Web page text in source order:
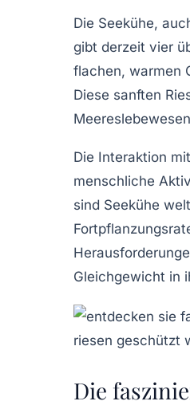
Die Seekühe,
gibt derzeit vier
flachen, warmen
Diese sanften
Die Interaktion
menschliche
sind Seekühe
Gleichgewicht in
Die